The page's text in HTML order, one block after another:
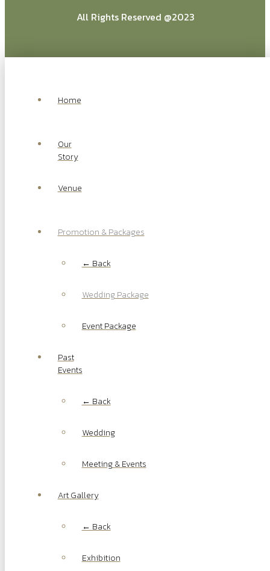
Event Package
All Rights Reserved @2023
Home
Our
Story
Venue
Promotion & Packages
← Back
Wedding Package
Event Package
Past
Events
← Back
Wedding
Meeting & Events
Art Gallery
← Back
Exhibition